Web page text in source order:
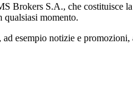
S.A., che costituisce la
qualsiasi momento.
esempio notizie e promozioni,